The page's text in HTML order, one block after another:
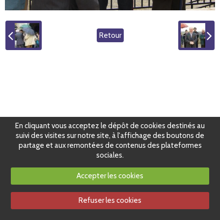
Retour
En cliquant vous acceptez le dépôt de cookies destinés au
suivi des visites sur notre site, à l'affichage des boutons de
partage et aux remontées de contenus des plateformes
sociales.
Accepter les cookies
Refuser les cookies